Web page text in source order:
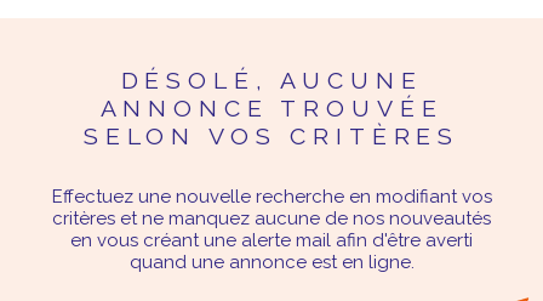
DÉSOLÉ, AUCUNE
ANNONCE TROUVÉE
SELON VOS CRITÈRES
Effectuez une nouvelle recherche en modifiant vos
critères et ne manquez aucune de nos nouveautés
en vous créant une alerte mail afin d'être averti
quand une annonce est en ligne.